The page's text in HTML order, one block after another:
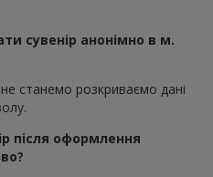
сувенір анонімно в м.
станемо розкриваємо дані
після оформлення